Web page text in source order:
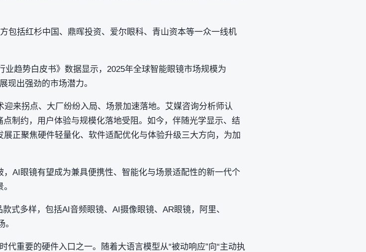
包括红杉中国、鼎晖投资、爱尔眼科、青山资本等一众一线机
趋势白皮书》数据显示，2025年全球智能眼镜市场规模为
现出强劲的市场潜力。
来拐点、大厂纷纷入局、场景加速落地。艾媒咨询分析师认
制约，用户体验与规模化落地受阻。如今，伴随光学显示、结
正聚焦硬件轻量化、软件适配优化与体验升级三大方向，为加
AI眼镜有望成为兼具便携性、智能化与场景适配性的新一代个
式多样，包括AI音频眼镜、AI摄像眼镜、AR眼镜，阿里、
代重要的硬件入口之一。随着大语言模型从“被动响应”向“主动执